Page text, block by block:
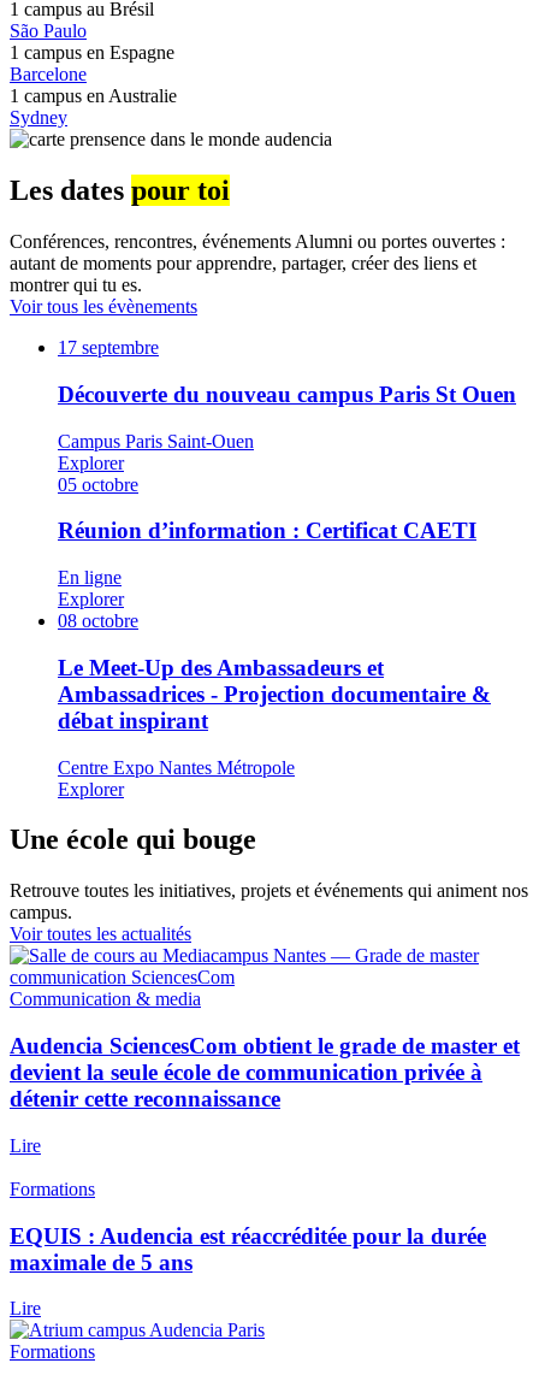
1 campus au Brésil
São Paulo
1 campus en Espagne
Barcelone
1 campus enAustralie
Sydney
Les dates pour toi
Conférences, rencontres, événements Alumni ou portes ouvertes :
autant de moments pour apprendre, partager, créer des liens et
montrer qui tu es.
Voir tous les évènements
17 septembre
Découverte du nouveau campus Paris St Ouen
Campus Paris Saint-Ouen
Explorer
05 octobre
Réunion d’information : Certificat CAETI
En ligne
Explorer
08 octobre
Le Meet-Up des Ambassadeurs et
Ambassadrices - Projection documentaire &
débat inspirant
Centre Expo Nantes Métropole
Explorer
Une école qui bouge
Retrouve toutes les initiatives, projets et événements qui animent nos
campus.
Voir toutes les actualités
Communication & media
Audencia SciencesCom obtient le grade de master et
devient la seule école de communication privée à
détenir cette reconnaissance
Lire
Formations
EQUIS : Audencia est réaccréditée pour la durée
maximale de 5 ans
Lire
Formations